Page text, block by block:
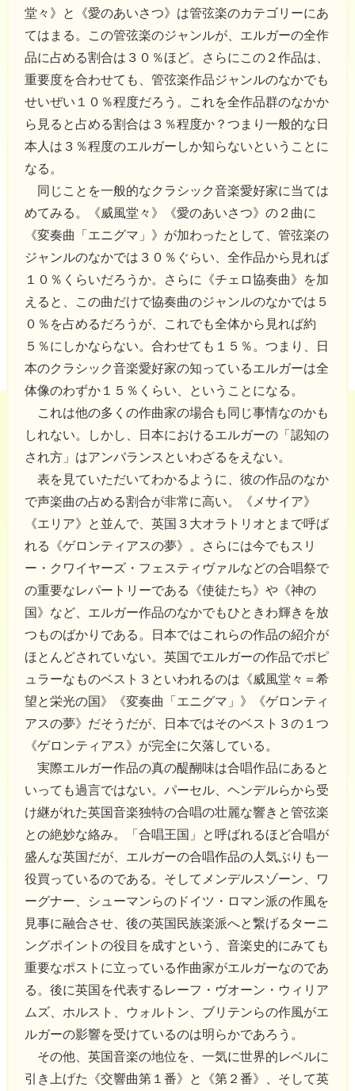
堂々》と《愛のあいさつ》は管弦楽のカテゴリーにあ
てはまる。この管弦楽のジャンルが、エルガーの全作
品に占める割合は３０％ほど。さらにこの２作品は、
重要度を合わせても、管弦楽作品ジャンルのなかでも
せいぜい１０％程度だろう。これを全作品群のなかか
ら見ると占める割合は３％程度か？つまり一般的な日
本人は３％程度のエルガーしか知らないということに
なる。
同じことを一般的なクラシック音楽愛好家に当ては
めてみる。《威風堂々》《愛のあいさつ》の２曲に
《変奏曲「エニグマ」》が加わったとして、管弦楽の
ジャンルのなかでは３０％ぐらい、全作品から見れば
１０％くらいだろうか。さらに《チェロ協奏曲》を加
えると、この曲だけで協奏曲のジャンルのなかでは５
０％を占めるだろうが、これでも全体から見れば約
５％にしかならない。合わせても１５％。つまり、日
本のクラシック音楽愛好家の知っているエルガーは全
体像のわずか１５％くらい、ということになる。
これは他の多くの作曲家の場合も同じ事情なのかも
しれない。しかし、日本におけるエルガーの「認知の
され方」はアンバランスといわざるをえない。
表を見ていただいてわかるように、彼の作品のなか
で声楽曲の占める割合が非常に高い。《メサイア》
《エリア》と並んで、英国３大オラトリオとまで呼ば
れる《ゲロンティアスの夢》。さらには今でもスリ
ー・クワイヤーズ・フェスティヴァルなどの合唱祭で
の重要なレパートリーである《使徒たち》や《神の
国》など、エルガー作品のなかでもひときわ輝きを放
つものばかりである。日本ではこれらの作品の紹介が
ほとんどされていない。英国でエルガーの作品でポピ
ュラーなものベスト３といわれるのは《威風堂々＝希
望と栄光の国》《変奏曲「エニグマ」》《ゲロンティ
アスの夢》だそうだが、日本ではそのベスト３の１つ
《ゲロンティアス》が完全に欠落している。
実際エルガー作品の真の醍醐味は合唱作品にあると
いっても過言ではない。パーセル、ヘンデルらから受
け継がれた英国音楽独特の合唱の壮麗な響きと管弦楽
との絶妙な絡み。「合唱王国」と呼ばれるほど合唱が
盛んな英国だが、エルガーの合唱作品の人気ぶりも一
役買っているのである。そしてメンデルスゾーン、ワ
ーグナー、シューマンらのドイツ・ロマン派の作風を
見事に融合させ、後の英国民族楽派へと繋げるターニ
ングポイントの役目を成すという、音楽史的にみても
重要なポストに立っている作曲家がエルガーなのであ
る。後に英国を代表するレーフ・ヴオーン・ウィリア
ムズ、ホルスト、ウォルトン、ブリテンらの作風がエ
ルガーの影響を受けているのは明らかであろう。
その他、英国音楽の地位を、一気に世界的レベルに
引き上げた《交響曲第１番》と《第２番》、そして英